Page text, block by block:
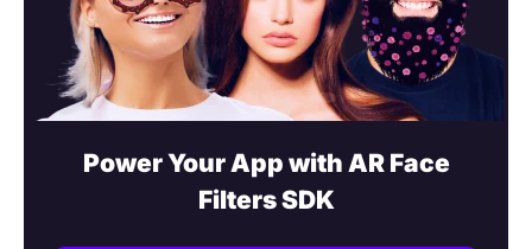
Power Your App with AR Face
Filters SDK